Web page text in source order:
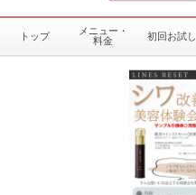
トップ
メニュー・
料金
初回お試し